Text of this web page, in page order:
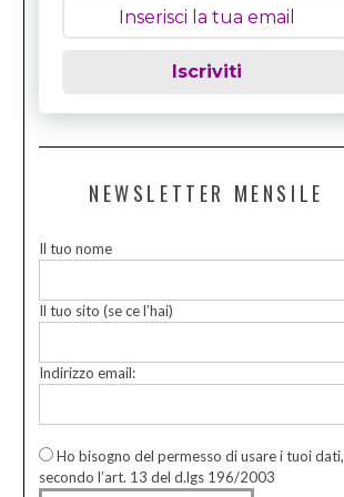
Iscriviti
NEWSLETTER MENSILE
Il tuo nome
Il tuo sito (se ce l’hai)
Indirizzo email:
Ho bisogno del permesso di usare i tuoi dati,
secondo l’art. 13 del d.lgs 196/2003